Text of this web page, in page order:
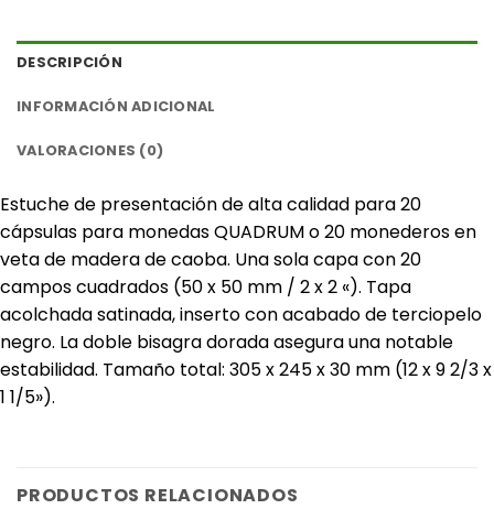
DESCRIPCIÓN
INFORMACIÓN ADICIONAL
VALORACIONES (0)
Estuche de presentación de alta calidad para 20
cápsulas para monedas QUADRUM o 20 monederos en
veta de madera de caoba. Una sola capa con 20
campos cuadrados (50 x 50 mm / 2 x 2 «). Tapa
acolchada satinada, inserto con acabado de terciopelo
negro. La doble bisagra dorada asegura una notable
estabilidad. Tamaño total: 305 x 245 x 30 mm (12 x 9 2/3 x
1 1/5»).
PRODUCTOS RELACIONADOS